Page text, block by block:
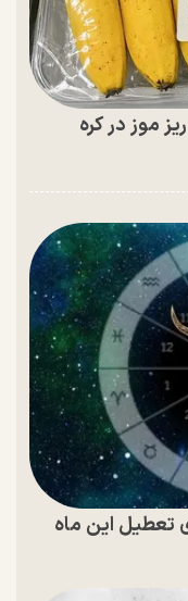
موز در کره